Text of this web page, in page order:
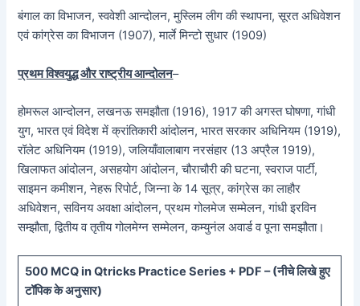
बंगाल का विभाजन, स्ववेशी आन्दोलन, मुस्लिम लीग की स्थापना, सूरत अधिवेशन
एवं कांग्रेस का विभाजन (1907), मार्ले मिन्टो सुधार (1909)
प्रथम विश्वयुद्ध और राष्ट्रीय आन्दोलन–
होमरूल आन्दोलन, लखनऊ समझौता (1916), 1917 की अगस्त घोषणा, गांधी
युग, भारत एवं विदेश में क्रांतिकारी आंदोलन, भारत सरकार अधिनियम (1919),
रॉलेट अधिनियम (1919), जलियाँवालाबाग नरसंहार (13 अप्रैल 1919),
खिलाफत आंदोलन, असहयोग आंदोलन, चौराचौरी की घटना, स्वराज पार्टी,
साइमन कमीशन, नेहरू रिपोर्ट, जिन्ना के 14 सूत्र, कांग्रेस का लाहौर
अधिवेशन, सविनय अवक्षा आंदोलन, प्रथम गोलमेज सम्मेलन, गांधी इरविन
सम्झौता, द्वितीय व तृतीय गोलमेग्न सम्मेलन, कम्युनंल अवार्ड व पूना समझौता।
500 MCQ in Qtricks Practice Series + PDF – (नीचेलिखे हुए
टॉपिक के अनुसार)